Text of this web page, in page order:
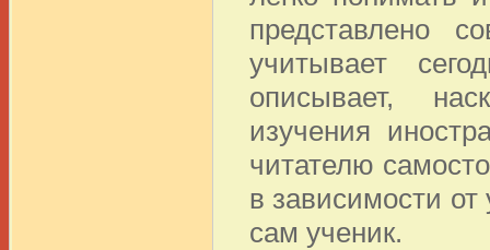
представлено
учитывает
описывает,
изучения
читателю
в зависимости от
сам ученик.